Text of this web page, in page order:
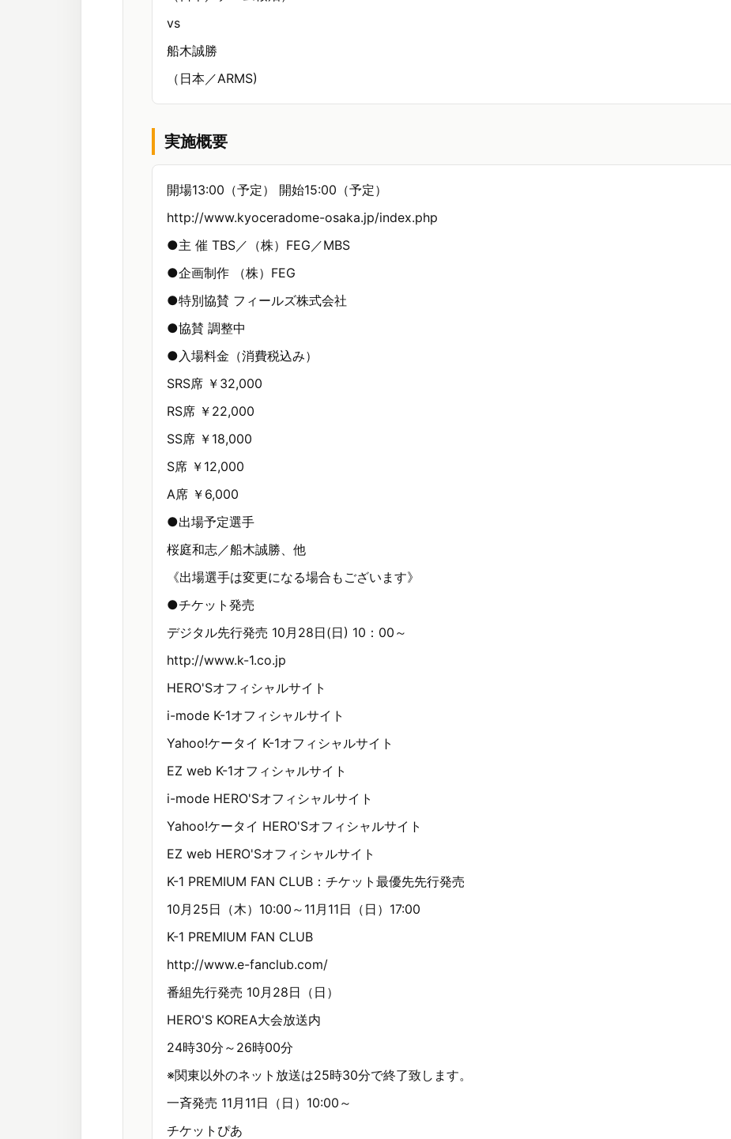
vs
船木誠勝
（日本／ARMS)
実施概要
開場13:00（予定） 開始15:00（予定）
http://www.kyoceradome-osaka.jp/index.php
●主 催 TBS／（株）FEG／MBS
●企画制作 （株）FEG
●特別協賛 フィールズ株式会社
●協賛 調整中
●入場料金（消費税込み）
SRS席 ￥32,000
RS席 ￥22,000
SS席 ￥18,000
S席 ￥12,000
A席 ￥6,000
●出場予定選手
桜庭和志／船木誠勝、他
《出場選手は変更になる場合もございます》
●チケット発売
デジタル先行発売 10月28日(日) 10：00～
http://www.k-1.co.jp
HERO'Sオフィシャルサイト
i-mode K-1オフィシャルサイト
Yahoo!ケータイ K-1オフィシャルサイト
EZ web K-1オフィシャルサイト
i-mode HERO'Sオフィシャルサイト
Yahoo!ケータイ HERO'Sオフィシャルサイト
EZ web HERO'Sオフィシャルサイト
K-1 PREMIUM FAN CLUB：チケット最優先先行発売
10月25日（木）10:00～11月11日（日）17:00
K-1 PREMIUM FAN CLUB
http://www.e-fanclub.com/
番組先行発売 10月28日（日）
HERO'S KOREA大会放送内
24時30分～26時00分
※関東以外のネット放送は25時30分で終了致します。
一斉発売 11月11日（日）10:00～
チケットぴあ